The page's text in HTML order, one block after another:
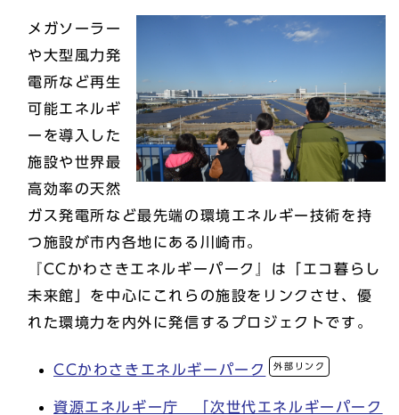
メガソーラー
や大型風力発
電所など再生
可能エネルギ
ーを導入した
施設や世界最
高効率の天然
ガス発電所など最先端の環境エネルギー技術を持
つ施設が市内各地にある川崎市。
『CCかわさきエネルギーパーク』は「エコ暮らし
未来館」を中心にこれらの施設をリンクさせ、優
れた環境力を内外に発信するプロジェクトです。
CCかわさきエネルギーパーク 外部リンク
資源エネルギー庁 「次世代エネルギーパーク